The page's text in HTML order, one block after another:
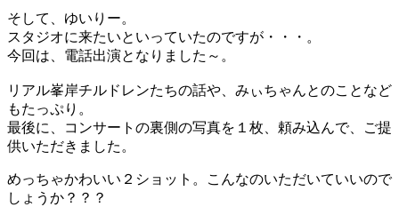
そして、ゆいりー。
スタジオに来たいといっていたのですが・・・。
今回は、電話出演となりました～。
リアル峯岸チルドレンたちの話や、みぃちゃんとのことなど
もたっぷり。
最後に、コンサートの裏側の写真を１枚、頼み込んで、ご提
供いただきました。
めっちゃかわいい２ショット。こんなのいただいていいので
しょうか？？？